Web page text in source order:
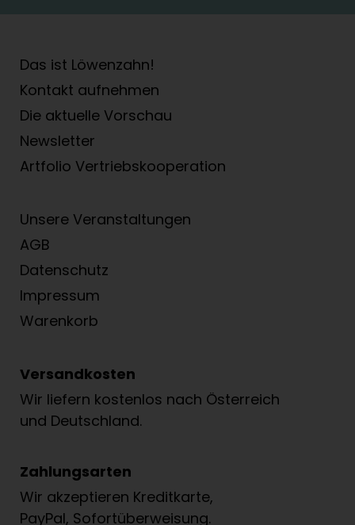
Das ist Löwenzahn!
Kontakt aufnehmen
Die aktuelle Vorschau
Newsletter
Artfolio Vertriebs­kooperation
Unsere Veranstaltungen
AGB
Datenschutz
Impressum
Warenkorb
Versandkosten
Wir liefern kostenlos nach Österreich
und Deutschland.
Zahlungsarten
Wir akzeptieren Kreditkarte,
PayPal, Sofortüberweisung.